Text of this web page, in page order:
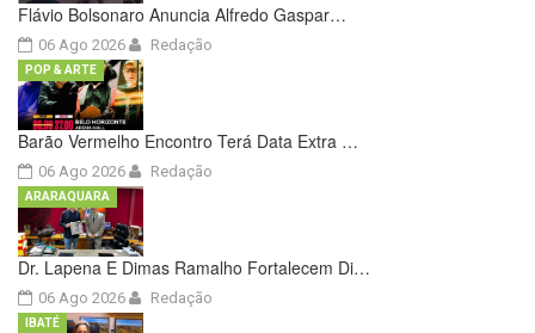
Flávio Bolsonaro Anuncia Alfredo Gaspar…
06 Ago 2026 Redação
Barão Vermelho Encontro Terá Data Extra …
06 Ago 2026
POP & ARTE
Redação
Dr. Lapena E Dimas Ramalho Fortalecem Di…
06 Ago 2026
ARARAQUARA
Redação
IBATÉ